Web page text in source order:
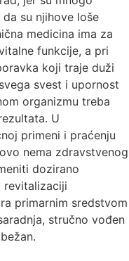
su njihove loše
medicina ima za
funkcije, a pri
koji traje duži
svest i upornost
organizmu treba
U
primeni i praćenju
nema zdravstvenog
dozirano
revitalizaciji
primarnim sredstvom
stručno vođen